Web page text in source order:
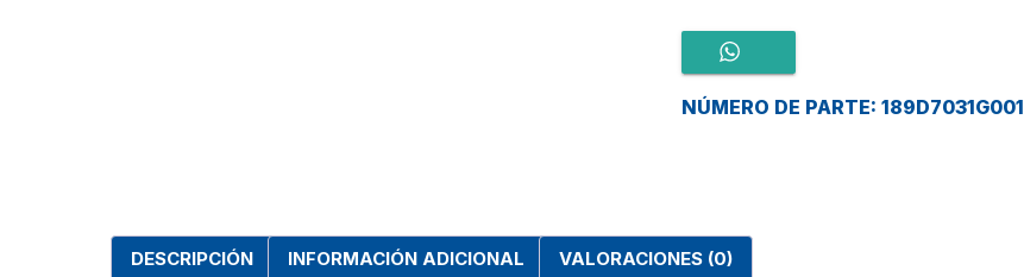
NÚMERO DE PARTE: 189D7031G001
DESCRIPCIÓN INFORMACIÓN ADICIONAL VALORACIONES (0)